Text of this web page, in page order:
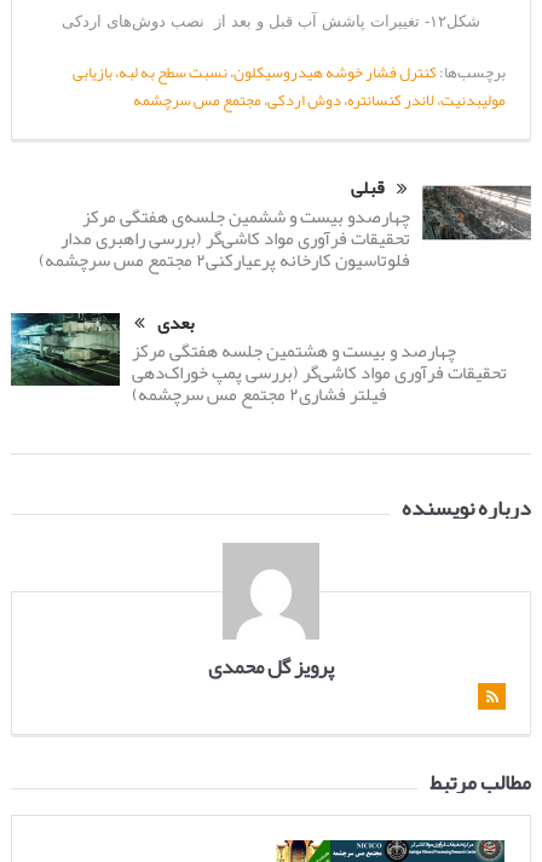
شکل۱۲- تغییرات پاشش آب قبل و بعد از نصب دوش‌های اردکی
برچسب‌ها:کنترل فشار خوشه هیدروسیکلون، نسبت سطح به لبه، بازیابی
مولیبدنیت، لاندر کنسانتره، دوش اردکی، مجتمع مس سرچشمه
قبلی
چهارصدو بیست و ششمین جلسه‌ی هفتگی مرکز
تحقیقات فرآوری مواد کاشی‌گر (بررسی راهبری مدار
فلوتاسیون کارخانه پرعیارکنی۲ مجتمع مس سرچشمه)
بعدی
چهارصد و بیست و هشتمین جلسه هفتگی مرکز
تحقیقات فرآوری مواد کاشی‌گر (بررسی پمپ‌ خوراک‌دهی
فیلتر فشاری۲ مجتمع مس سرچشمه)
درباره نویسنده
پرویز گل محمدی
مطالب مرتبط